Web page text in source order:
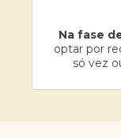
Na fase
optar por
só vez